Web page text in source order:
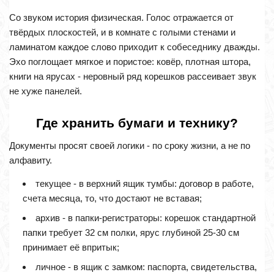
Со звуком история физическая. Голос отражается от
твёрдых плоскостей, и в комнате с голыми стенами и
ламинатом каждое слово приходит к собеседнику дважды.
Эхо поглощает мягкое и пористое: ковёр, плотная штора,
книги на ярусах - неровный ряд корешков рассеивает звук
не хуже панелей.
Где хранить бумаги и технику?
Документы просят своей логики - по сроку жизни, а не по
алфавиту.
текущее - в верхний ящик тумбы: договор в работе,
счета месяца, то, что достают не вставая;
архив - в папки-регистраторы: корешок стандартной
папки требует 32 см полки, ярус глубиной 25-30 см
принимает её впритык;
личное - в ящик с замком: паспорта, свидетельства,